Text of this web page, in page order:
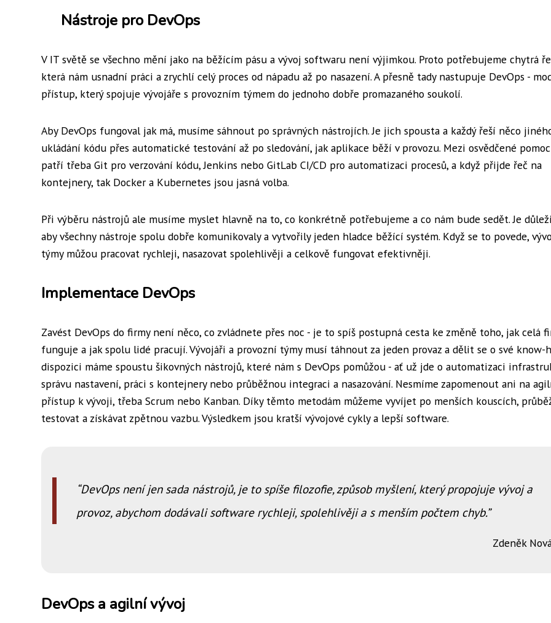
Nástroje pro DevOps
V IT světě se všechno mění jako na běžícím pásu a vývoj softwaru není výjimkou. Proto potřebujeme chytrá
která nám usnadní práci a zrychlí celý proces od nápadu až po nasazení. A přesně tady nastupuje DevOps -
přístup, který spojuje vývojáře s provozním týmem do jednoho dobře promazaného soukolí.
Aby DevOps fungoval jak má, musíme sáhnout po správných nástrojích. Je jich spousta a každý řeší něco
ukládání kódu přes automatické testování až po sledování, jak aplikace běží v provozu. Mezi osvědčené
patří třeba Git pro verzování kódu, Jenkins nebo GitLab CI/CD pro automatizaci procesů, a když přijde řeč na
kontejnery, tak Docker a Kubernetes jsou jasná volba.
Při výběru nástrojů ale musíme myslet hlavně na to, co konkrétně potřebujeme a co nám bude sedět. Je
aby všechny nástroje spolu dobře komunikovaly a vytvořily jeden hladce běžící systém. Když se to povede,
týmy můžou pracovat rychleji, nasazovat spolehlivěji a celkově fungovat efektivněji.
Implementace DevOps
Zavést DevOps do firmy není něco, co zvládnete přes noc - je to spíš postupná cesta ke změně toho, jak celá
funguje a jak spolu lidé pracují. Vývojáři a provozní týmy musí táhnout za jeden provaz a dělit se o své know-
dispozici máme spoustu šikovných nástrojů, které nám s DevOps pomůžou - ať už jde o automatizaci
správu nastavení, práci s kontejnery nebo průběžnou integraci a nasazování. Nesmíme zapomenout ani na
přístup k vývoji, třeba Scrum nebo Kanban. Díky těmto metodám můžeme vyvíjet po menších kouscích,
testovat a získávat zpětnou vazbu. Výsledkem jsou kratší vývojové cykly a lepší software.
DevOps není jen sada nástrojů, je to spíše filozofie, způsob myšlení, který propojuje vývoj a
provoz, abychom dodávali software rychleji, spolehlivěji a s menším počtem chyb.
Zdeněk
DevOps a agilní vývoj